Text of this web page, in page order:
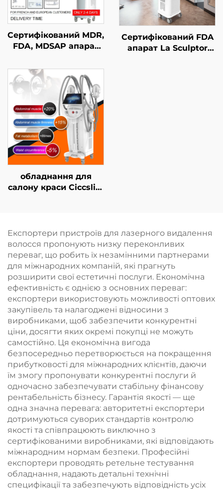
Сертифікований MDR,
FDA, MDSAP апарат
видалення волосся
типу «4 в 1» зі
змінними насадками
та потужністю 600 Вт,
1200 Вт, 1800 Вт, 3000
Вт; діодний лазер з
довжинами хвиль 755
нм, 808 нм, 940 нм,
1064 нм
Сертифікований FDA
апарат La Sculptor
обладнання для
салону краси Ciccslim
ручки
Експортери пристроїв для лазерного видалення
волосся пропонують низку переконливих
переваг, що робить їх незамінними партнерами
для міжнародних компаній, які прагнуть
розширити свої естетичні послуги. Економічна
ефективність є однією з основних переваг:
експортери використовують можливості оптових
закупівель та налагоджені відносини з
виробниками, щоб забезпечити конкурентні
ціни, досягти яких окремі покупці не можуть
самостійно. Ця економічна вигода
безпосередньо перетворюється на покращення
прибутковості для міжнародних клієнтів, даючи
їм змогу пропонувати конкурентні послуги й
одночасно забезпечувати стабільну фінансову
рентабельність бізнесу. Гарантія якості — ще
одна значна перевага: авторитетні експортери
дотримуються суворих стандартів контролю
якості та співпрацюють виключно з
сертифікованими виробниками, які відповідають
міжнародним нормам безпеки. Професійні
експортери проводять ретельне тестування
обладнання, надають детальні технічні
специфікації та забезпечують відповідність усіх